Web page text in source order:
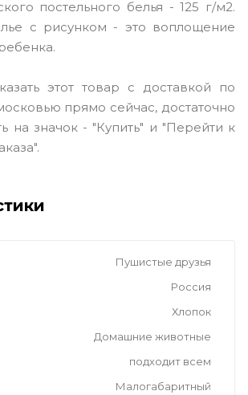
постельного белья - 125 г/м2.
с рисунком - это воплощение
этот товар с доставкой по
прямо сейчас, достаточно
на значок - "Купить" и "Перейти к
Пушистые друзья
Россия
Хлопок
Домашние животные
подходит всем
Малогабаритный